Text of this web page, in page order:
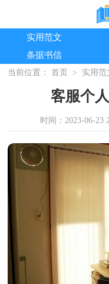
实用范文
条据书信
当前位置： 首页 > 实用范
客服个
时间：2023-06-23